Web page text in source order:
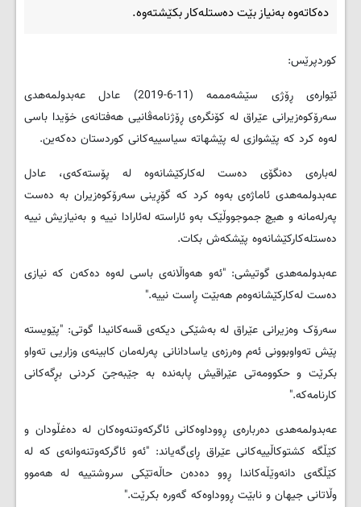
ده‌کاته‌وه‌ به‌نیاز بێت ده‌ستله‌کار بکێشته‌وه‌.
کوردپرێس:
ئێواره‌ی ڕۆژی سێشه‌مممه‌ (11-6-2019) عادل عه‌بدولمه‌هدی
سه‌رۆکوه‌زیرانی عێراق له‌ کۆنگره‌ی ڕۆژنامه‌ڤانیی هه‌فتانه‌ی خۆیدا باسی
له‌وه‌ کرد که‌ پێشوازی له‌ پێشهاته‌ سیاسییه‌کانی کوردستان ده‌که‌ین.
له‌باره‌ی ده‌نگۆی ده‌ست له‌کارکێشانه‌وه‌ له‌ پۆسته‌که‌ی، عادل
عه‌بدولمه‌هدی ئاماژه‌ی به‌وه‌ کرد که‌ گۆڕینی سه‌رۆکوه‌زیران به‌ ده‌ست
په‌رله‌مانه‌ و هیچ جموجووڵێک به‌و ئاراسته‌ له‌ئارادا نییه‌ و به‌نیازیش نییه‌
ده‌ستله‌کارکێشانه‌وه‌ پێشکه‌ش بکات.
عه‌بدولمه‌هدی گوتیشی: "ئه‌و هه‌واڵانه‌ی باسی له‌وه‌ ده‌که‌ن که‌ نیازی
ده‌ست له‌کارکێشانه‌وه‌م هه‌بێت ڕاست نییه‌."
سه‌رۆک وه‌زیرانی عێراق له‌ به‌شێکی دیکه‌ی قسه‌کانیدا گوتی: "پێویسته‌
پێش ته‌واوبوونی ئه‌م وه‌رزه‌ی یاسادانانی په‌رله‌مان کابینه‌ی وزاریی ته‌واو
بکرێت و حكوومه‌تی عێراقیش پابه‌نده‌ به‌ جێبه‌جێ کردنی بڕگه‌کانی
کارنامه‌که‌."
عه‌بدولمه‌هدی ده‌رباره‌ی ڕووداوه‌کانی ئاگرکه‌وتنه‌وه‌کان له‌ ده‌غڵودان و
کێڵگه‌ کشتوکاڵییه‌کانی عێراق ڕای‌گه‌یاند: "ئه‌و ئاگرکه‌وتنه‌وانه‌ی که‌ له‌
کێڵگه‌ی دانه‌وێڵه‌کاندا ڕوو ده‌ده‌ن حاڵه‌تێکی سروشتییه‌ له‌ هه‌موو
وڵاتانی جیهان و نابێت ڕووداوه‌که‌ گه‌وره‌ بکرێت."